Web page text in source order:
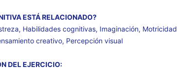
ESTÁ RELACIONADO?
Habilidades cognitivas, Imaginación, Motricidad
creativo, Percepción visual
DEL EJERCICIO: